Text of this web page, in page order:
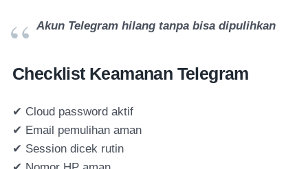
Akun Telegram hilang tanpa bisa dipulihkan
Checklist Keamanan Telegram
✔ Cloud password aktif
✔ Email pemulihan aman
✔ Session dicek rutin